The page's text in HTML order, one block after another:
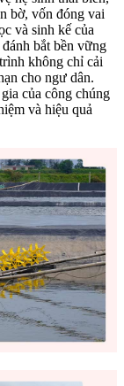
bờ, vốn đóng vai
và sinh kế của
bắt bền vững
không chỉ cải
cho ngư dân.
của công chúng
và hiệu quả